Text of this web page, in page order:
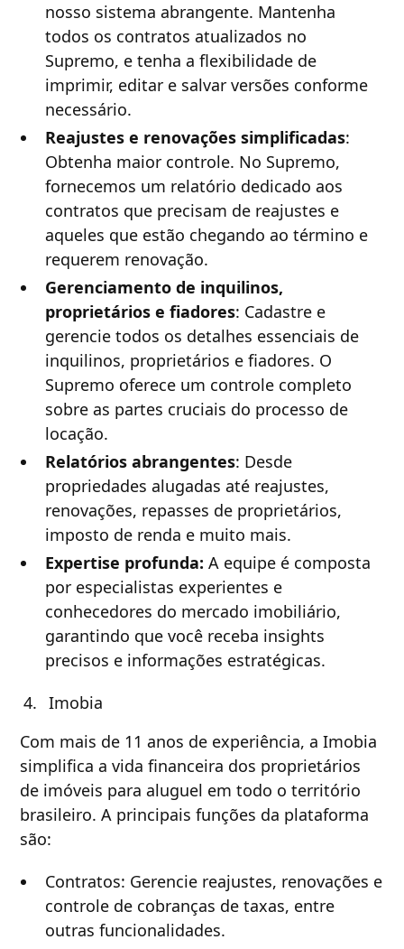
nosso sistema abrangente. Mantenha
todos os contratos atualizados no
Supremo, e tenha a flexibilidade de
imprimir, editar e salvar versões conforme
necessário.
Reajustes e renovações simplificadas:
Obtenha maior controle. No Supremo,
fornecemos um relatório dedicado aos
contratos que precisam de reajustes e
aqueles que estão chegando ao término e
requerem renovação.
Gerenciamento de inquilinos,
proprietários e fiadores: Cadastre e
gerencie todos os detalhes essenciais de
inquilinos, proprietários e fiadores. O
Supremo oferece um controle completo
sobre as partes cruciais do processo de
locação.
Relatórios abrangentes: Desde
propriedades alugadas até reajustes,
renovações, repasses de proprietários,
imposto de renda e muito mais.
Expertise profunda: A equipe é composta
por especialistas experientes e
conhecedores do mercado imobiliário,
garantindo que você receba insights
precisos e informações estratégicas.
Imobia
Com mais de 11 anos de experiência, a Imobia
simplifica a vida financeira dos proprietários
de imóveis para aluguel em todo o território
brasileiro. A principais funções da plataforma
são:
Contratos: Gerencie reajustes, renovações e
controle de cobranças de taxas, entre
outras funcionalidades.